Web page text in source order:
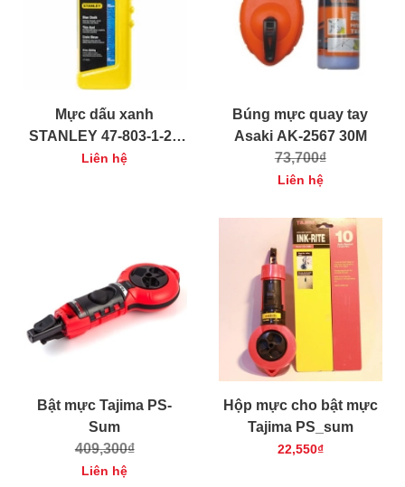
Mực dấu xanh
STANLEY 47-803-1-23
8oz
Liên hệ
Búng mực quay tay
Asaki AK-2567 30M
73,700₫
Liên hệ
Bật mực Tajima PS-
Sum
409,300₫
Liên hệ
Hộp mực cho bật mực
Tajima PS_sum
22,550₫